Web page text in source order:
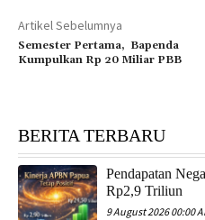
Artikel Sebelumnya
Semester Pertama, Bapenda
Kumpulkan Rp 20 Miliar PBB
BERITA TERBARU
Pendapatan
Rp2,9 Triliun
9 August 2026 00:00